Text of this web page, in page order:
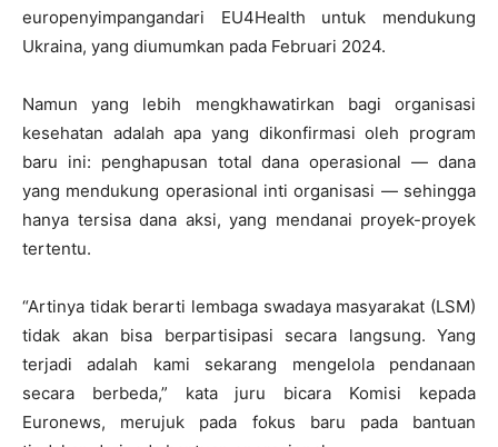
europenyimpangandari EU4Health untuk mendukung
Ukraina, yang diumumkan pada Februari 2024.
Namun yang lebih mengkhawatirkan bagi organisasi
kesehatan adalah apa yang dikonfirmasi oleh program
baru ini: penghapusan total dana operasional — dana
yang mendukung operasional inti organisasi — sehingga
hanya tersisa dana aksi, yang mendanai proyek-proyek
tertentu.
“Artinya tidak berarti lembaga swadaya masyarakat (LSM)
tidak akan bisa berpartisipasi secara langsung. Yang
terjadi adalah kami sekarang mengelola pendanaan
secara berbeda,” kata juru bicara Komisi kepada
Euronews, merujuk pada fokus baru pada bantuan